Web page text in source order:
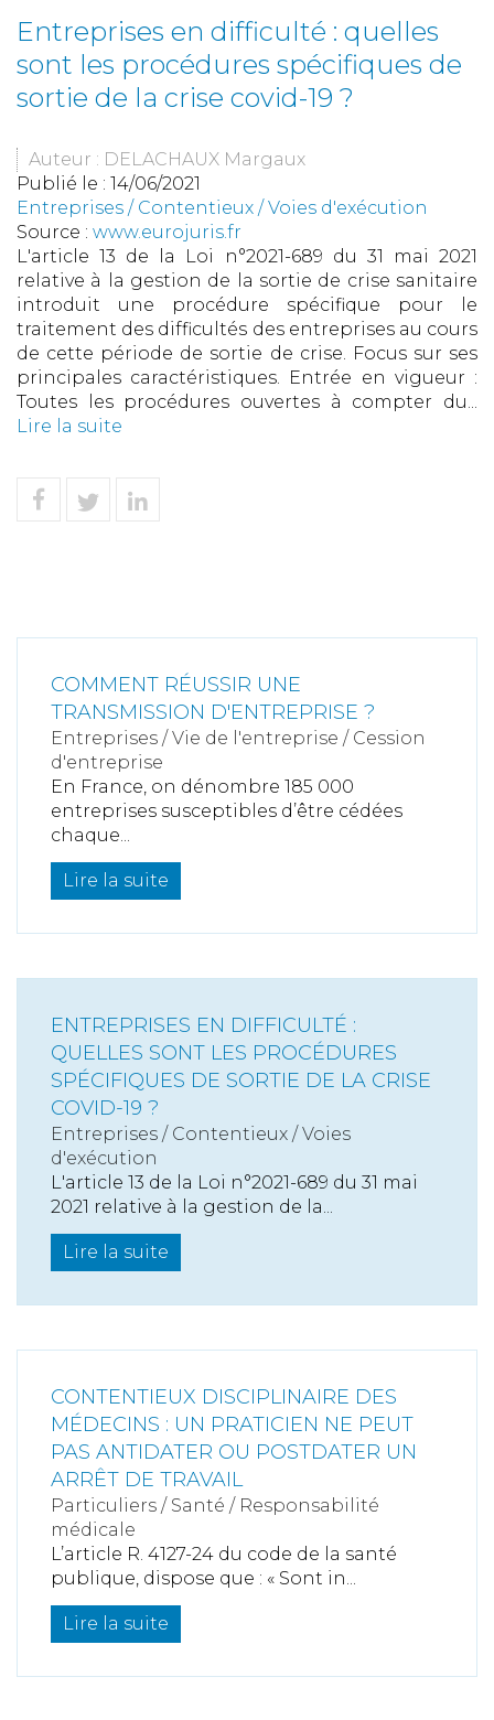
Entreprises en difficulté : quelles
sont les procédures spécifiques de
sortie de la crise covid-19 ?
Auteur : DELACHAUX Margaux
Publié le : 14/06/2021
Entreprises / Contentieux / Voies d'exécution
Source : www.eurojuris.fr
L'article 13 de la Loi n°2021-689 du 31 mai 2021
relative à la gestion de la sortie de crise sanitaire
introduit une procédure spécifique pour le
traitement des difficultés des entreprises au cours
de cette période de sortie de crise. Focus sur ses
principales caractéristiques. Entrée en vigueur :
Toutes les procédures ouvertes à compter du...
Lire la suite
COMMENT RÉUSSIR UNE
TRANSMISSION D'ENTREPRISE ?
Entreprises / Vie de l'entreprise / Cession
d'entreprise
En France, on dénombre 185 000
entreprises susceptibles d’être cédées
chaque...
Lire la suite
ENTREPRISES EN DIFFICULTÉ :
QUELLES SONT LES PROCÉDURES
SPÉCIFIQUES DE SORTIE DE LA CRISE
COVID-19 ?
Entreprises / Contentieux / Voies
d'exécution
L'article 13 de la Loi n°2021-689 du 31 mai
2021 relative à la gestion de la...
Lire la suite
CONTENTIEUX DISCIPLINAIRE DES
MÉDECINS : UN PRATICIEN NE PEUT
PAS ANTIDATER OU POSTDATER UN
ARRÊT DE TRAVAIL
Particuliers / Santé / Responsabilité
médicale
L’article R. 4127-24 du code de la santé
publique, dispose que : « Sont in...
Lire la suite